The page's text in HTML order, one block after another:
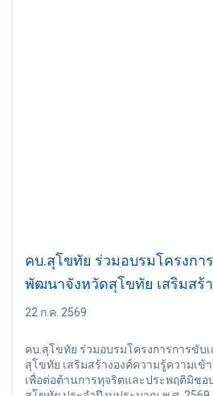
คบ.สุโขทัย ร่วมอบรมโครงกา
พัฒนาจังหวัดสุโขทัย เสริมสร้
เข้าใจและปลูกฝังจิตสำนึกเพื่
ประจำปีงบประมาณ พ.ศ. 2569
22 ก.ค. 2569
คบ.สุโขทัย ร่วมอบรมโครงการการขับ
สุโขทัย เสริมสร้างองค์ความรู้ความเข้
เพื่อต่อต้านการทุจริตและประพฤติมิชอ